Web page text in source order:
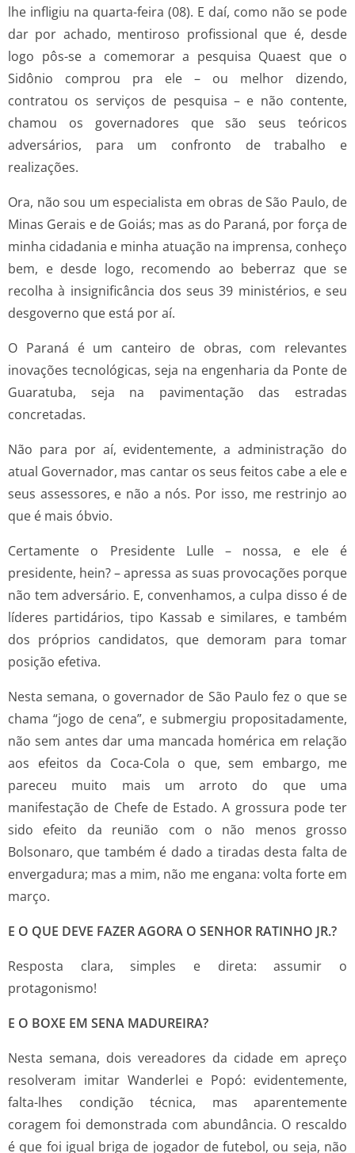
lhe infligiu na quarta-feira (08). E daí, como não se pode
dar por achado, mentiroso profissional que é, desde
logo pôs-se a comemorar a pesquisa Quaest que o
Sidônio comprou pra ele – ou melhor dizendo,
contratou os serviços de pesquisa – e não contente,
chamou os governadores que são seus teóricos
adversários, para um confronto de trabalho e
realizações.
Ora, não sou um especialista em obras de São Paulo, de
Minas Gerais e de Goiás; mas as do Paraná, por força de
minha cidadania e minha atuação na imprensa, conheço
bem, e desde logo, recomendo ao beberraz que se
recolha à insignificância dos seus 39 ministérios, e seu
desgoverno que está por aí.
O Paraná é um canteiro de obras, com relevantes
inovações tecnológicas, seja na engenharia da Ponte de
Guaratuba, seja na pavimentação das estradas
concretadas.
Não para por aí, evidentemente, a administração do
atual Governador, mas cantar os seus feitos cabe a ele e
seus assessores, e não a nós. Por isso, me restrinjo ao
que é mais óbvio.
Certamente o Presidente Lulle – nossa, e ele é
presidente, hein? – apressa as suas provocações porque
não tem adversário. E, convenhamos, a culpa disso é de
líderes partidários, tipo Kassab e similares, e também
dos próprios candidatos, que demoram para tomar
posição efetiva.
Nesta semana, o governador de São Paulo fez o que se
chama “jogo de cena”, e submergiu propositadamente,
não sem antes dar uma mancada homérica em relação
aos efeitos da Coca-Cola o que, sem embargo, me
pareceu muito mais um arroto do que uma
manifestação de Chefe de Estado. A grossura pode ter
sido efeito da reunião com o não menos grosso
Bolsonaro, que também é dado a tiradas desta falta de
envergadura; mas a mim, não me engana: volta forte em
março.
E O QUE DEVE FAZER AGORA O SENHOR RATINHO JR.?
Resposta clara, simples e direta: assumir o
protagonismo!
E O BOXE EM SENA MADUREIRA?
Nesta semana, dois vereadores da cidade em apreço
resolveram imitar Wanderlei e Popó: evidentemente,
falta-lhes condição técnica, mas aparentemente
coragem foi demonstrada com abundância. O rescaldo
é que foi igual briga de jogador de futebol, ou seja, não